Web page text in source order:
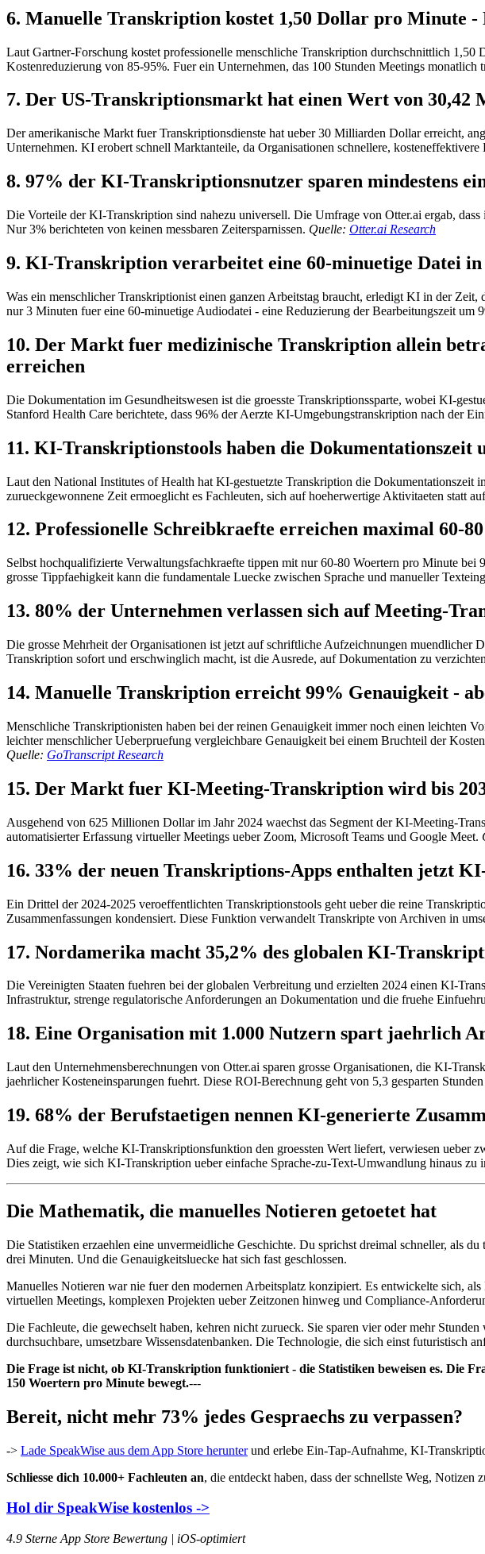
6. Manuelle Transkription kostet 1,50 Dollar pro Minute -
Laut Gartner-Forschung kostet professionelle menschliche Transkription durchschnittlich
Kostenreduzierung von 85-95%. Fuer ein Unternehmen, das 100 Stunden Meetings
7. Der US-Transkriptionsmarkt hat einen Wert von
Der amerikanische Markt fuer Transkriptionsdienste hat ueber 30 Milliarden Dollar erreicht,
Unternehmen. KI erobert schnell Marktanteile, da Organisationen schnellere, kosteneffektivere
8. 97% der KI-Transkriptionsnutzer sparen mindestens
Die Vorteile der KI-Transkription sind nahezu universell. Die Umfrage von Otter.ai ergab,
Nur 3% berichteten von keinen messbaren Zeitersparnissen. Quelle: Otter.ai Research
9. KI-Transkription verarbeitet eine 60-minuetige Datei
Was ein menschlicher Transkriptionist einen ganzen Arbeitstag braucht, erledigt KI in der
nur 3 Minuten fuer eine 60-minuetige Audiodatei - eine Reduzierung der Bearbeitungszeit um
10. Der Markt fuer medizinische Transkription allein
erreichen
Die Dokumentation im Gesundheitswesen ist die groesste Transkriptionssparte, wobei KI-
Stanford Health Care berichtete, dass 96% der Aerzte KI-Umgebungstranskription nach der
11. KI-Transkriptionstools haben die Dokumentationszeit
Laut den National Institutes of Health hat KI-gestuetzte Transkription die
zurueckgewonnene Zeit ermoeglicht es Fachleuten, sich auf hoeherwertige Aktivitaeten statt
12. Professionelle Schreibkraefte erreichen maximal 60-
Selbst hochqualifizierte Verwaltungsfachkraefte tippen mit nur 60-80 Woertern pro Minute
grosse Tippfaehigkeit kann die fundamentale Luecke zwischen Sprache und manueller
13. 80% der Unternehmen verlassen sich auf Meeting-
Die grosse Mehrheit der Organisationen ist jetzt auf schriftliche Aufzeichnungen muendlicher
Transkription sofort und erschwinglich macht, ist die Ausrede, auf Dokumentation zu
14. Manuelle Transkription erreicht 99% Genauigkeit -
Menschliche Transkriptionisten haben bei der reinen Genauigkeit immer noch einen leichten
leichter menschlicher Ueberpruefung vergleichbare Genauigkeit bei einem Bruchteil der
Quelle: GoTranscript Research
15. Der Markt fuer KI-Meeting-Transkription wird bis
Ausgehend von 625 Millionen Dollar im Jahr 2024 waechst das Segment der KI-Meeting-
automatisierter Erfassung virtueller Meetings ueber Zoom, Microsoft Teams und Google Meet.
16. 33% der neuen Transkriptions-Apps enthalten jetzt
Ein Drittel der 2024-2025 veroeffentlichten Transkriptionstools geht ueber die reine
Zusammenfassungen kondensiert. Diese Funktion verwandelt Transkripte von Archiven in
17. Nordamerika macht 35,2% des globalen KI-
Die Vereinigten Staaten fuehren bei der globalen Verbreitung und erzielten 2024 einen KI-
Infrastruktur, strenge regulatorische Anforderungen an Dokumentation und die fruehe
18. Eine Organisation mit 1.000 Nutzern spart jaehrlich
Laut den Unternehmensberechnungen von Otter.ai sparen grosse Organisationen, die KI-
jaehrlicher Kosteneinsparungen fuehrt. Diese ROI-Berechnung geht von 5,3 gesparten
19. 68% der Berufstaetigen nennen KI-generierte
Auf die Frage, welche KI-Transkriptionsfunktion den groessten Wert liefert, verwiesen ueber
Dies zeigt, wie sich KI-Transkription ueber einfache Sprache-zu-Text-Umwandlung hinaus
Die Mathematik, die manuelles Notieren getoetet hat
Die Statistiken erzaehlen eine unvermeidliche Geschichte. Du sprichst dreimal schneller, als
drei Minuten. Und die Genauigkeitsluecke hat sich fast geschlossen.
Manuelles Notieren war nie fuer den modernen Arbeitsplatz konzipiert. Es entwickelte sich,
virtuellen Meetings, komplexen Projekten ueber Zeitzonen hinweg und Compliance-
Die Fachleute, die gewechselt haben, kehren nicht zurueck. Sie sparen vier oder mehr
durchsuchbare, umsetzbare Wissensdatenbanken. Die Technologie, die sich einst futuristisch
Die Frage ist nicht, ob KI-Transkription funktioniert - die Statistiken beweisen es. Die
150 Woertern pro Minute bewegt.---
Bereit, nicht mehr 73% jedes Gespraechs zu verpassen?
-> Lade SpeakWise aus dem App Store herunterund erlebe Ein-Tap-Aufnahme, KI-
Schliesse dich 10.000+ Fachleuten an, die entdeckt haben, dass der schnellste Weg,
Hol dir SpeakWise kostenlos ->
4.9 Sterne App Store Bewertung | iOS-optimiert